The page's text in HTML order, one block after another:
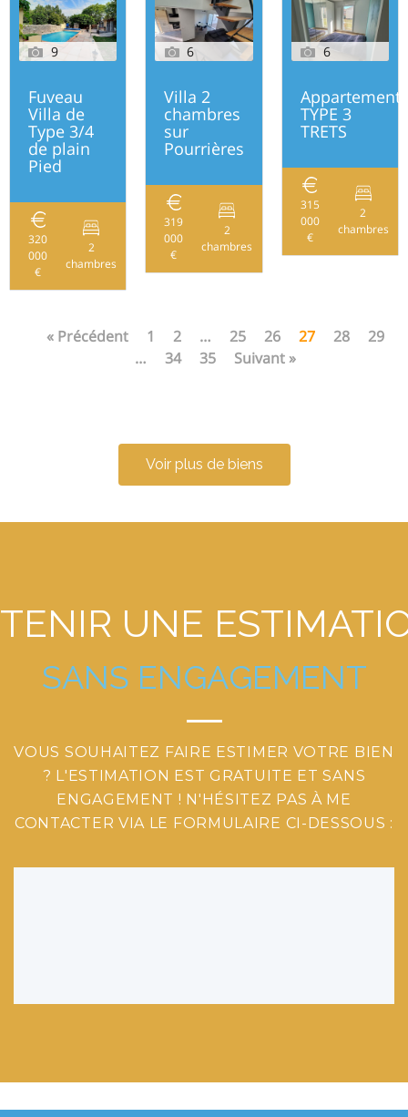
9
Fuveau
Villa de
Type 3/4
de plain
Pied
320
000
€
2
chambres
6
Villa 2
chambres
sur
Pourrières
319
000
€
2
chambres
6
Appartement
TYPE 3
TRETS
315
000
€
2
chambres
« Précédent 1 2 … 25 26 27 28
29
…
34 35 Suivant »
Voir plus de biens
UNE
SANS ENGAGEMENT
VOUS SOUHAITEZ FAIRE ESTIMER VOTRE BIEN
? L'ESTIMATION EST GRATUITE ET SANS
ENGAGEMENT ! N'HÉSITEZ PAS À ME
CONTACTER VIA LE FORMULAIRE CI-DESSOUS :